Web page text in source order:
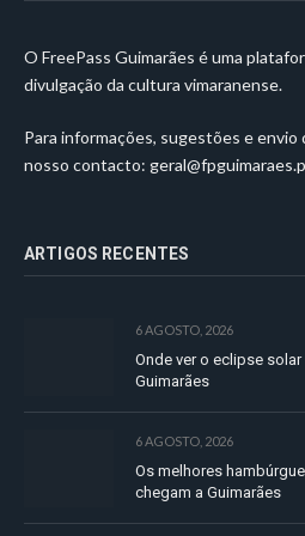
O FreePass Guimarães é uma
divulgação da cultura vimaranense.
Para informações, sugestões e
nosso contacto:
ARTIGOS RECENTES
6 AGOSTO, 2026
Onde ver o eclipse
Guimarães
6 AGOSTO, 2026
Os melhores
chegam a Guimarães